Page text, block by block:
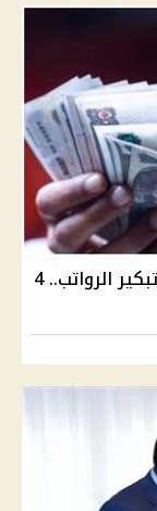
ياميش رمضان بالتموين و2 منح مالية وتبكير الرواتب.. 4